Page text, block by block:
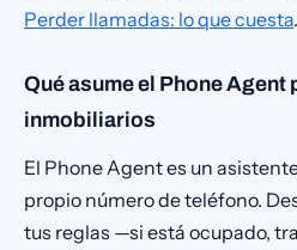
Perder llamadas: lo que cuesta.
Qué asume el Phone Agent
inmobiliarios
El Phone Agent es un
propio número de teléfono.
tus reglas —si está ocupado,